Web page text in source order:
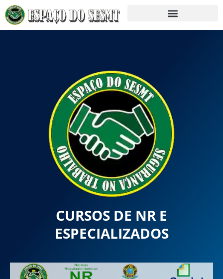
CURSOS DE NR E
ESPECIALIZADOS